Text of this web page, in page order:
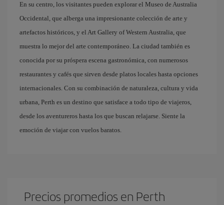
En su centro, los visitantes pueden explorar el Museo de Australia
Occidental, que alberga una impresionante colección de arte y
artefactos históricos, y el Art Gallery of Western Australia, que
muestra lo mejor del arte contemporáneo. La ciudad también es
conocida por su próspera escena gastronómica, con numerosos
restaurantes y cafés que sirven desde platos locales hasta opciones
internacionales. Con su combinación de naturaleza, cultura y vida
urbana, Perth es un destino que satisface a todo tipo de viajeros,
desde los aventureros hasta los que buscan relajarse. Siente la
emoción de viajar con vuelos baratos.
Precios promedios en Perth